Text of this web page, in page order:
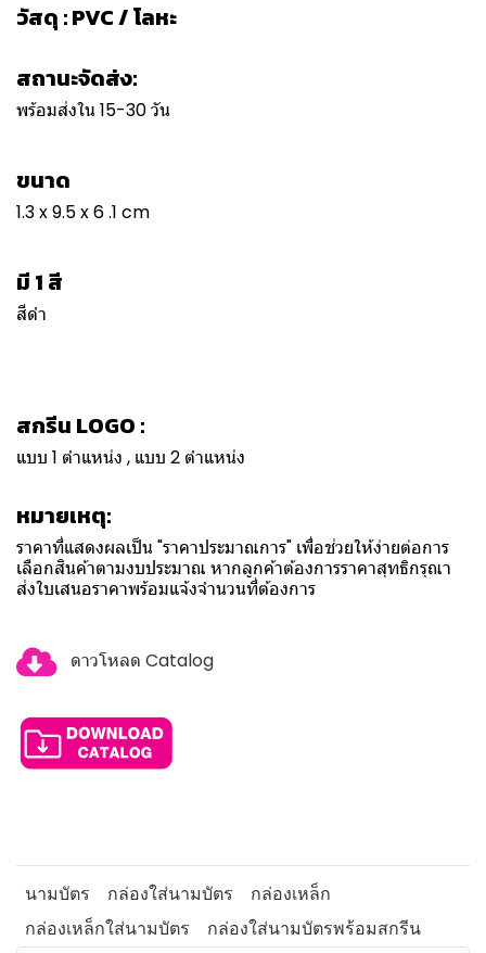
วัสดุ : PVC / โลหะ
สถานะจัดส่ง:
พร้อมส่งใน 15-30 วัน
ขนาด
1.3 x 9.5 x 6 .1 cm
มี 1 สี
สีดำ
สกรีน LOGO :
แบบ 1 ตำแหน่ง , แบบ 2 ตำแหน่ง
หมายเหตุ:
ราคาที่แสดงผลเป็น "ราคาประมาณการ" เพื่อช่วยให้ง่ายต่อการ
เลือกสินค้าตามงบประมาณ หากลูกค้าต้องการราคาสุทธิกรุณา
ส่งใบเสนอราคาพร้อมแจ้งจำนวนที่ต้องการ
ดาวโหลด Catalog
นามบัตร กล่องใส่นามบัตร
กล่องเหล็ก
กล่องเหล็กใส่นามบัตร
กล่องใส่นามบัตรพร้อมสกรีน